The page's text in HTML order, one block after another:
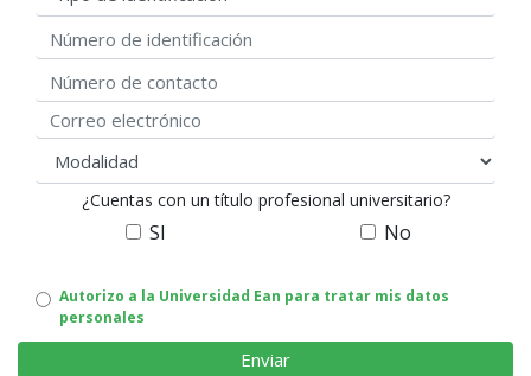
Número de identificación
Número de contacto
Correo electrónico
modalidad
¿Cuentas con un título profesional universitario?
SI No
Autorizo
uso
Autorizo a la Universidad Ean para tratar mis datos
personales